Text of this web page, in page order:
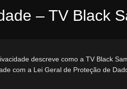
– TV Black
descreve como a TV Black
com a Lei Geral de Proteção de